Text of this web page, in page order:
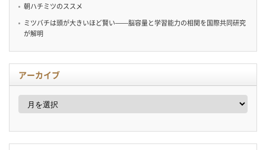
朝ハチミツのススメ
ミツバチは頭が大きいほど賢い——脳容量と学習能力の相関を国際共同研究
が解明
アーカイブ
ア
イ